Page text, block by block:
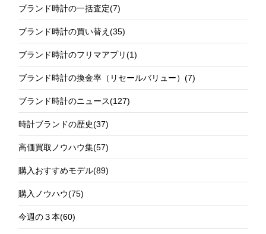
ブランド時計の一括査定(7)
ブランド時計の買い替え(35)
ブランド時計のフリマアプリ(1)
ブランド時計の換金率（リセールバリュー）(7)
ブランド時計のニュース(127)
時計ブランドの歴史(37)
高価買取ノウハウ集(57)
購入おすすめモデル(89)
購入ノウハウ(75)
今週の３本(60)